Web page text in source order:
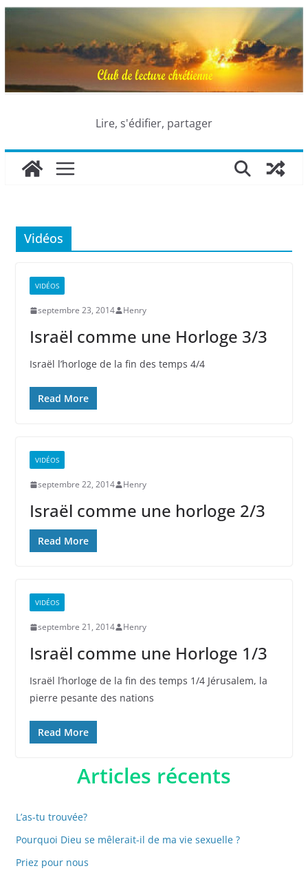
contenu
Lire, s'édifier, partager
Vidéos
VIDÉOS
septembre 23, 2014 Henry
Israël comme une Horloge 3/3
Israël l’horloge de la fin des temps 4/4
Read More
VIDÉOS
septembre 22, 2014 Henry
Israël comme une horloge 2/3
Read More
VIDÉOS
septembre 21, 2014 Henry
Israël comme une Horloge 1/3
Israël l’horloge de la fin des temps 1/4 Jérusalem, la
pierre pesante des nations
Read More
Articles récents
L’as-tu trouvée?
Pourquoi Dieu se mêlerait-il de ma vie sexuelle ?
Priez pour nous